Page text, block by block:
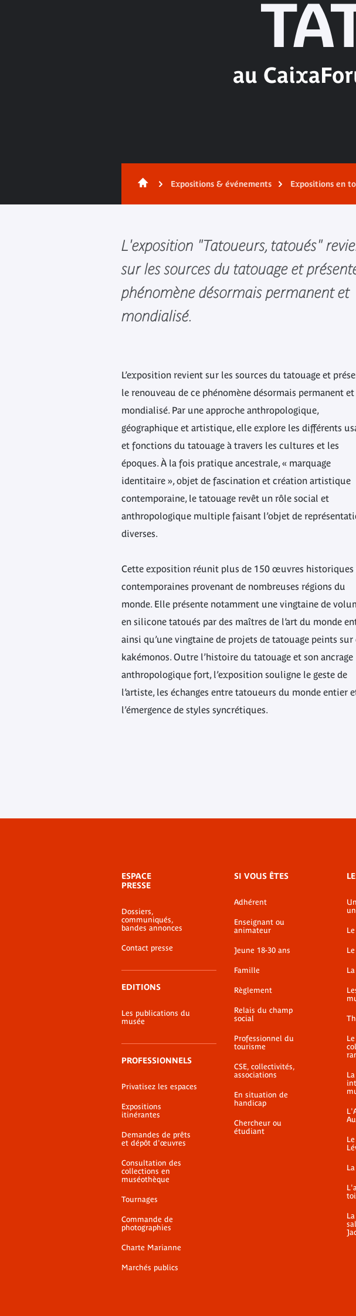
au
Expositions & événements Expositions en
L'exposition "Tatoueurs, tatoués"
sur les sources du tatouage et
phénomène désormais permanent et
mondialisé.
L’exposition revient sur les sources du tatouage et
le renouveau de ce phénomène désormais permanent et
mondialisé. Par une approche anthropologique,
géographique et artistique, elle explore les différents
et fonctions du tatouage à travers les cultures et les
époques. À la fois pratique ancestrale, « marquage
identitaire », objet de fascination et création artistique
contemporaine, le tatouage revêt un rôle social et
anthropologique multiple faisant l’objet de
diverses.
Cette exposition réunit plus de 150 œuvres historiques
contemporaines provenant de nombreuses régions du
monde. Elle présente notamment une vingtaine de
en silicone tatoués par des maîtres de l’art du monde
ainsi qu’une vingtaine de projets de tatouage peints sur
kakémonos. Outre l’histoire du tatouage et son ancrage
anthropologique fort, l’exposition souligne le geste de
l’artiste, les échanges entre tatoueurs du monde entier
l’émergence de styles syncrétiques.
de
bas-
page
ESPACE
PRESSE
Dossiers,
communiqués,
bandes annonces
Contact presse
EDITIONS
Les publications du
musée
PROFESSIONNELS
Privatisez les espaces
Expositions
itinérantes
Demandes de prêts
et dépôt d'œuvres
Consultation des
collections en
muséothèque
Tournages
Commande de
photographies
Charte Marianne
Marchés publics
SI VOUS ÊTES
Adhérent
Enseignant ou
animateur
Jeune 18-30 ans
Famille
Règlement
Relais du champ
social
Professionnel du
tourisme
CSE, collectivités,
associations
En situation de
handicap
Chercheur ou
étudiant